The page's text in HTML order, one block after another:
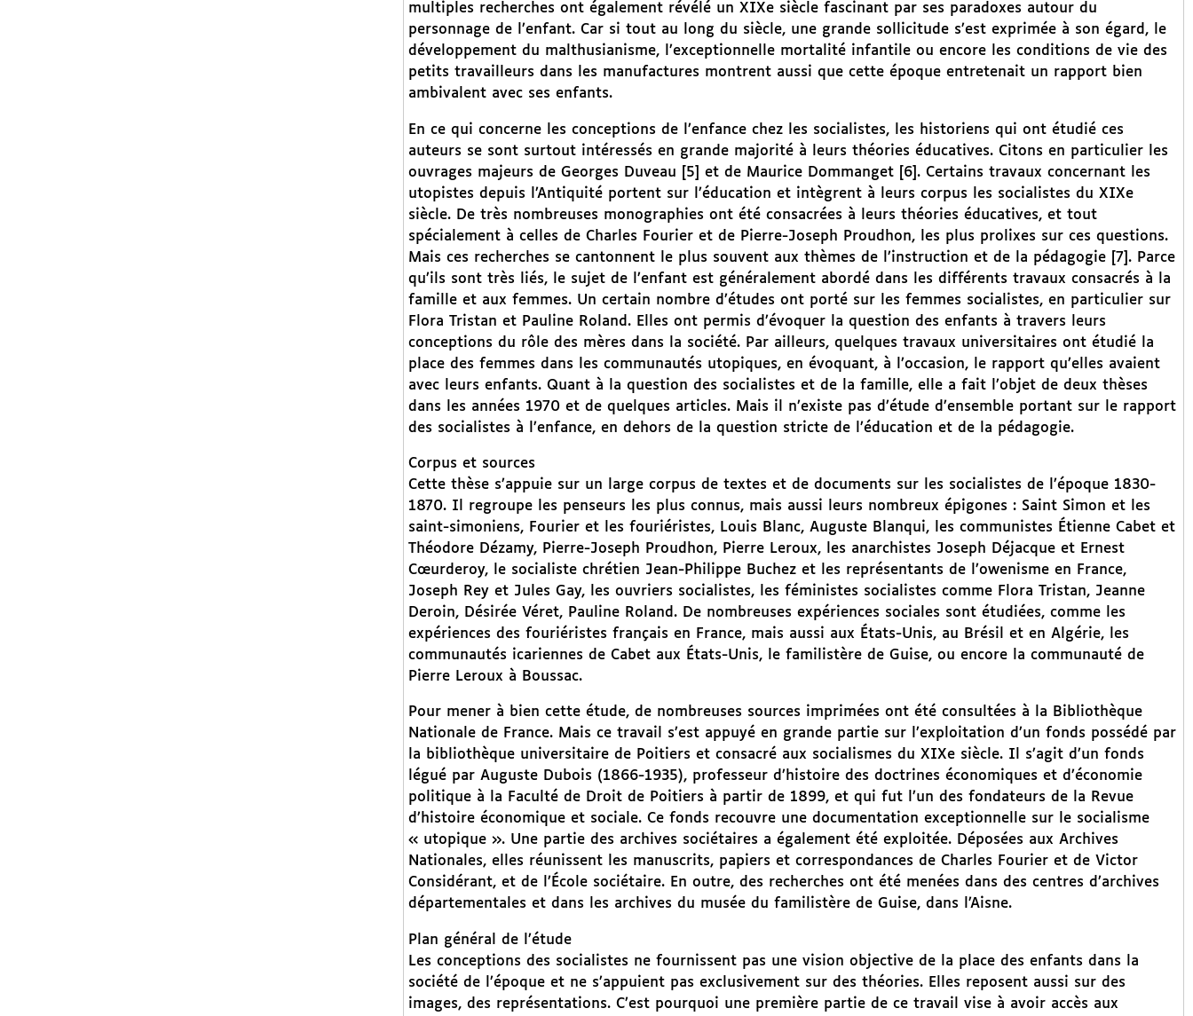
multiples recherches ont également révélé un XIXe siècle fascinant par ses paradoxes autour du
personnage de l’enfant. Car si tout au long du siècle, une grande sollicitude s’est exprimée à son égard, le
développement du malthusianisme, l’exceptionnelle mortalité infantile ou encore les conditions de vie des
petits travailleurs dans les manufactures montrent aussi que cette époque entretenait un rapport bien
ambivalent avec ses enfants.
En ce qui concerne les conceptions de l’enfance chez les socialistes, les historiens qui ont étudié ces
auteurs se sont surtout intéressés en grande majorité à leurs théories éducatives. Citons en particulier les
ouvrages majeurs de Georges Duveau [5] et de Maurice Dommanget [6]. Certains travaux concernant les
utopistes depuis l’Antiquité portent sur l’éducation et intègrent à leurs corpus les socialistes du XIXe
siècle. De très nombreuses monographies ont été consacrées à leurs théories éducatives, et tout
spécialement à celles de Charles Fourier et de Pierre-Joseph Proudhon, les plus prolixes sur ces questions.
Mais ces recherches se cantonnent le plus souvent aux thèmes de l’instruction et de la pédagogie [7]. Parce
qu’ils sont très liés, le sujet de l’enfant est généralement abordé dans les différents travaux consacrés à la
famille et aux femmes. Un certain nombre d’études ont porté sur les femmes socialistes, en particulier sur
Flora Tristan et Pauline Roland. Elles ont permis d’évoquer la question des enfants à travers leurs
conceptions du rôle des mères dans la société. Par ailleurs, quelques travaux universitaires ont étudié la
place des femmes dans les communautés utopiques, en évoquant, à l’occasion, le rapport qu’elles avaient
avec leurs enfants. Quant à la question des socialistes et de la famille, elle a fait l’objet de deux thèses
dans les années 1970 et de quelques articles. Mais il n’existe pas d’étude d’ensemble portant sur le rapport
des socialistes à l’enfance, en dehors de la question stricte de l’éducation et de la pédagogie.
Corpus et sources
Cette thèse s’appuie sur un large corpus de textes et de documents sur les socialistes de l’époque 1830-
1870. Il regroupe les penseurs les plus connus, mais aussi leurs nombreux épigones : Saint Simon et les
saint-simoniens, Fourier et les fouriéristes, Louis Blanc, Auguste Blanqui, les communistes Étienne Cabet et
Théodore Dézamy, Pierre-Joseph Proudhon, Pierre Leroux, les anarchistes Joseph Déjacque et Ernest
Cœurderoy, le socialiste chrétien Jean-Philippe Buchez et les représentants de l’owenisme en France,
Joseph Rey et Jules Gay, les ouvriers socialistes, les féministes socialistes comme Flora Tristan, Jeanne
Deroin, Désirée Véret, Pauline Roland. De nombreuses expériences sociales sont étudiées, comme les
expériences des fouriéristes français en France, mais aussi aux États-Unis, au Brésil et en Algérie, les
communautés icariennes de Cabet aux États-Unis, le familistère de Guise, ou encore la communauté de
Pierre Leroux à Boussac.
Pour mener à bien cette étude, de nombreuses sources imprimées ont été consultées à la Bibliothèque
Nationale de France. Mais ce travail s’est appuyé en grande partie sur l’exploitation d’un fonds possédé par
la bibliothèque universitaire de Poitiers et consacré aux socialismes du XIXe siècle. Il s’agit d’un fonds
légué par Auguste Dubois (1866-1935), professeur d’histoire des doctrines économiques et d’économie
politique à la Faculté de Droit de Poitiers à partir de 1899, et qui fut l’un des fondateurs de la Revue
d’histoire économique et sociale. Ce fonds recouvre une documentation exceptionnelle sur le socialisme
« utopique ». Une partie des archives sociétaires a également été exploitée. Déposées aux Archives
Nationales, elles réunissent les manuscrits, papiers et correspondances de Charles Fourier et de Victor
Considérant, et de l’École sociétaire. En outre, des recherches ont été menées dans des centres d’archives
départementales et dans les archives du musée du familistère de Guise, dans l’Aisne.
Plan général de l’étude
Les conceptions des socialistes ne fournissent pas une vision objective de la place des enfants dans la
société de l’époque et ne s’appuient pas exclusivement sur des théories. Elles reposent aussi sur des
images, des représentations. C’est pourquoi une première partie de ce travail vise à avoir accès aux